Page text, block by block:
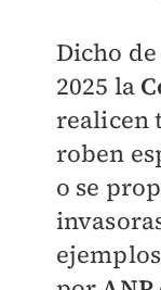
Dicho
2025 la
realicen
roben
o se